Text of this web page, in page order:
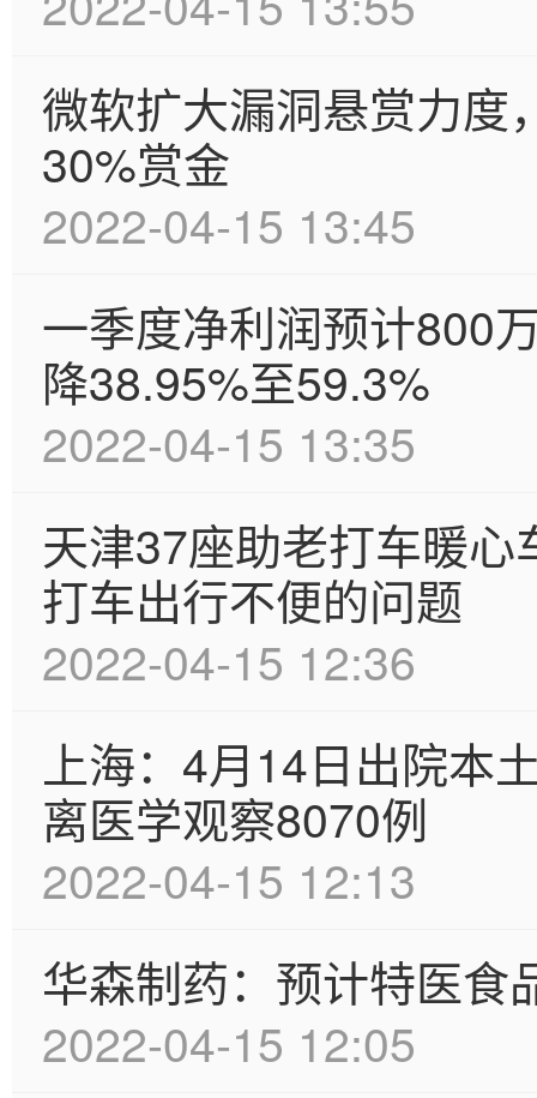
微软扩大漏洞悬赏力度
30%赏金
2022-04-15 13:45
一季度净利润预计800
降38.95%至59.3%
2022-04-15 13:35
天津37座助老打车暖
打车出行不便的问题
2022-04-15 12:36
上海：4月14日出院本
离医学观察8070例
2022-04-15 12:13
华森制药：预计特医食
2022-04-15 12:05